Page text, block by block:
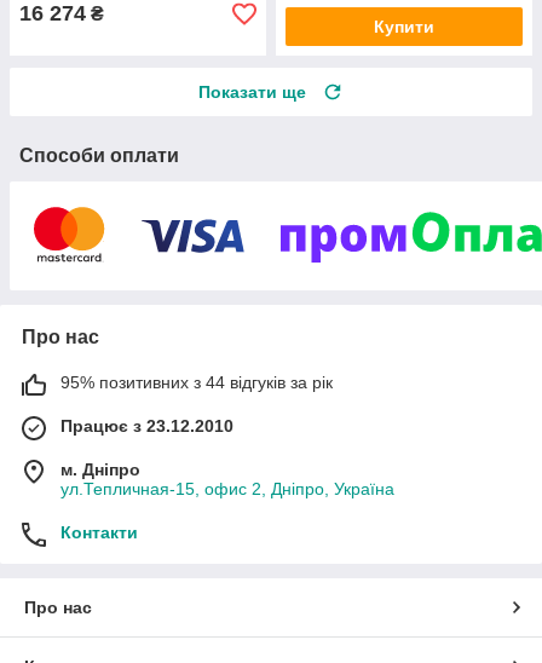
16 274 ₴
Купити
Показати ще
Способи оплати
Про нас
95% позитивних з 44 відгуків за рік
Працює з 23.12.2010
м. Дніпро
ул.Тепличная-15, офис 2, Дніпро, Україна
Контакти
Про нас